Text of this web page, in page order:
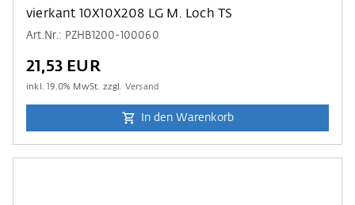
vierkant 10X10X208 LG M. Loch TS
Art.Nr.: PZHB1200-100060
21,53 EUR
inkl.19.0% MwSt. zzgl. Versand
In den Warenkorb